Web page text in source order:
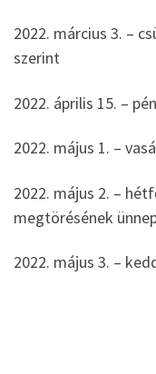
2022. március 3. –
szerint
2022. április 15. –
2022. május 1. –
2022. május 2. –
megtörésének
2022. május 3. –